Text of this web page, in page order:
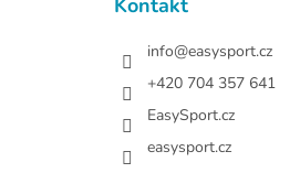
info@easysport.cz
+420 704 357 641
EasySport.cz
easysport.cz